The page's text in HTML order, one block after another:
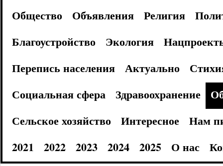
Общество
Объявления Религия
Благоустройство
Экология
Перепись населения
Актуально
Социальная сфера
Здравоохранение
Сельское хозяйство
Интересное
Нам
2021
2022 2023 2024 2025 О нас